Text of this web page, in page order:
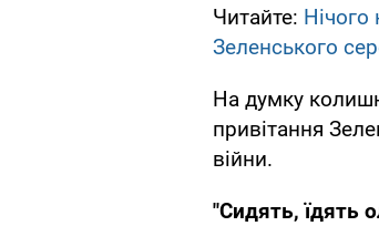
Читайте: Нічого
Зеленського
На думку
привітання
війни.
"Сидять, їдять